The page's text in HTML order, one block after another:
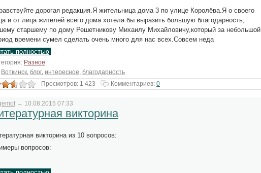
дорогая редакция.Я жительница дома 3 по улице Королёва.Я о своего
и от лица жителей всего дома хотела бы выразить большую благодарность,
старшему по дому Решетникову Михаилу Михайловичу,который за небольшой
времени сумел сделать очень много для нас всех.Совсем неда
полностью
Разное
Воткинск, блог, интересное, благодарность
Просмотров: 1 423
Комментариев: 0
→ 10.08.2015 07:33
викторина
викторина из 10 вопросов:
вопросов: